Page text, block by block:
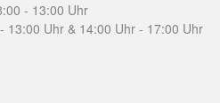
- 13:00 Uhr
13:00 Uhr & 14:00 Uhr - 17:00 Uhr